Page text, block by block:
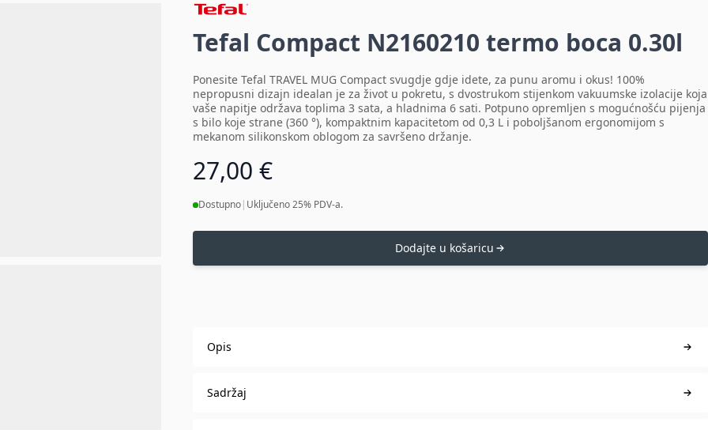
Tefal Compact N2160210 termo boca 0.30l
Ponesite Tefal TRAVEL MUG Compact svugdje gdje idete, za punu aromu i okus! 100%
nepropusni dizajn idealan je za život u pokretu, s dvostrukom stijenkom vakuumske izolacije koja
vaše napitje održava toplima 3 sata, a hladnima 6 sati. Potpuno opremljen s mogućnošću pijenja
s bilo koje strane (360 °), kompaktnim kapacitetom od 0,3 L i poboljšanom ergonomijom s
mekanom silikonskom oblogom za savršeno držanje.
27,00 €
Dostupno| Uključeno 25% PDV-a.
Dodajte u košaricu
Opis
Sadržaj